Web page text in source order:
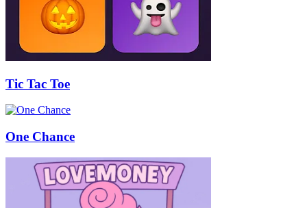
Tic Tac Toe
One Chance